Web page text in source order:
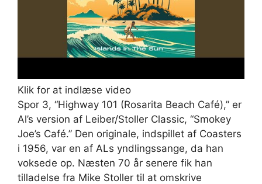
Klik for at indlæse video
Spor 3, “Highway 101 (Rosarita Beach Café),” er
Al’s version af Leiber/Stoller Classic, “Smokey
Joe’s Café.” Den originale, indspillet af Coasters
i 1956, var en af ​​ALs yndlingssange, da han
voksede op. Næsten 70 år senere fik han
tilladelse fra Mike Stoller til at omskrive